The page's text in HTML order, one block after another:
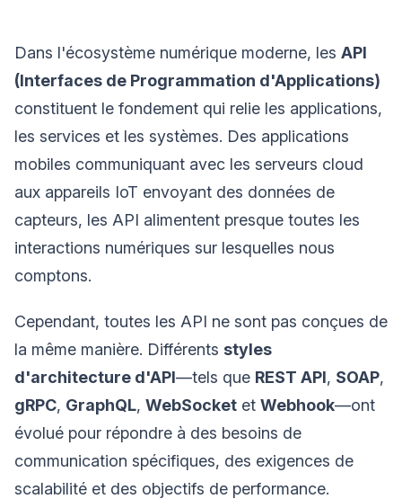
Dans l'écosystème numérique moderne, les API
(Interfaces de Programmation d'Applications)
constituent le fondement qui relie les applications,
les services et les systèmes. Des applications
mobiles communiquant avec les serveurs cloud
aux appareils IoT envoyant des données de
capteurs, les API alimentent presque toutes les
interactions numériques sur lesquelles nous
comptons.
Cependant, toutes les API ne sont pas conçues de
la même manière. Différents styles
d'architecture d'API—tels que REST API, SOAP,
gRPC, GraphQL, WebSocket et Webhook—ont
évolué pour répondre à des besoins de
communication spécifiques, des exigences de
scalabilité et des objectifs de performance.